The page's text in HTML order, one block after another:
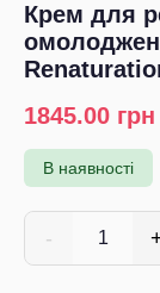
Крем для
1845.00 грн
В наявності
- 1